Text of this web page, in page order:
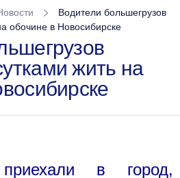
Водители большегрузов
обочине в Новосибирске
жить на
в город,